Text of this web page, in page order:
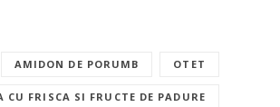
AMIDON DE PORUMB OTET
CU FRISCA SI FRUCTE DE PADURE